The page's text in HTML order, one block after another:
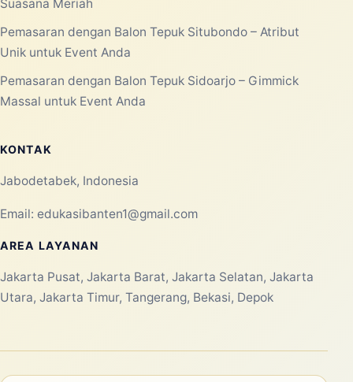
Suasana Meriah
Pemasaran dengan Balon Tepuk Situbondo – Atribut
Unik untuk Event Anda
Pemasaran dengan Balon Tepuk Sidoarjo – Gimmick
Massal untuk Event Anda
KONTAK
Jabodetabek, Indonesia
Email: edukasibanten1@gmail.com
AREA LAYANAN
Jakarta Pusat, Jakarta Barat, Jakarta Selatan, Jakarta
Utara, Jakarta Timur, Tangerang, Bekasi, Depok